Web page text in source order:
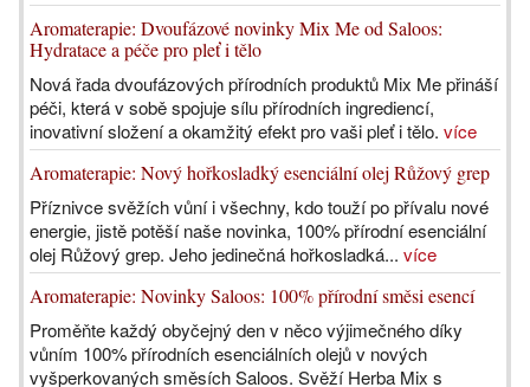
Aromaterapie: Dvoufázové novinky Mix Me od Saloos:
Hydratace a péče pro pleť i tělo
Nová řada dvoufázových přírodních produktů Mix Me přináší
péči, která v sobě spojuje sílu přírodních ingrediencí,
inovativní složení a okamžitý efekt pro vaši pleť i tělo. více
Aromaterapie: Nový hořkosladký esenciální olej Růžový grep
Příznivce svěžích vůní i všechny, kdo touží po přívalu nové
energie, jistě potěší naše novinka, 100% přírodní esenciální
olej Růžový grep. Jeho jedinečná hořkosladká... více
Aromaterapie: Novinky Saloos: 100% přírodní směsi esencí
Proměňte každý obyčejný den v něco výjimečného díky
vůním 100% přírodních esenciálních olejů v nových
vyšperkovaných směsích Saloos. Svěží Herba Mix s